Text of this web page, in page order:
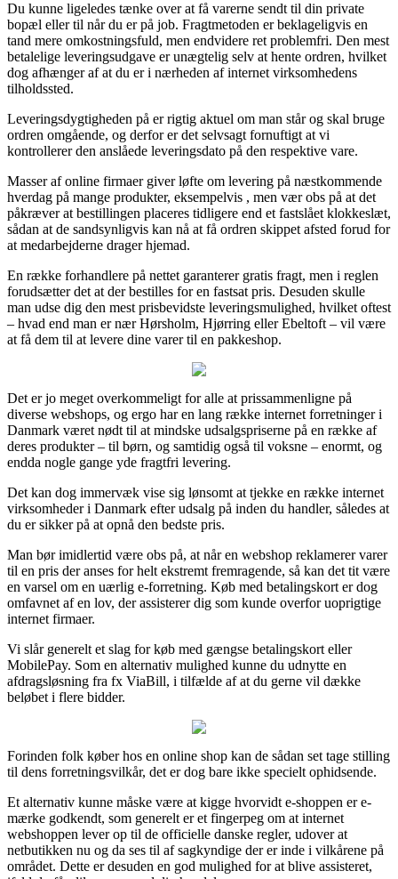
Du kunne ligeledes tænke over at få varerne sendt til din private
bopæl eller til når du er på job. Fragtmetoden er beklageligvis en
tand mere omkostningsfuld, men endvidere ret problemfri. Den mest
betalelige leveringsudgave er unægtelig selv at hente ordren, hvilket
dog afhænger af at du er i nærheden af internet virksomhedens
tilholdssted.
Leveringsdygtigheden på er rigtig aktuel om man står og skal bruge
ordren omgående, og derfor er det selvsagt fornuftigt at vi
kontrollerer den anslåede leveringsdato på den respektive vare.
Masser af online firmaer giver løfte om levering på næstkommende
hverdag på mange produkter, eksempelvis , men vær obs på at det
påkræver at bestillingen placeres tidligere end et fastslået klokkeslæt,
sådan at de sandsynligvis kan nå at få ordren skippet afsted forud for
at medarbejderne drager hjemad.
En række forhandlere på nettet garanterer gratis fragt, men i reglen
forudsætter det at der bestilles for en fastsat pris. Desuden skulle
man udse dig den mest prisbevidste leveringsmulighed, hvilket oftest
– hvad end man er nær Hørsholm, Hjørring eller Ebeltoft – vil være
at få dem til at levere dine varer til en pakkeshop.
Det er jo meget overkommeligt for alle at prissammenligne på
diverse webshops, og ergo har en lang række internet forretninger i
Danmark været nødt til at mindske udsalgspriserne på en række af
deres produkter – til børn, og samtidig også til voksne – enormt, og
endda nogle gange yde fragtfri levering.
Det kan dog immervæk vise sig lønsomt at tjekke en række internet
virksomheder i Danmark efter udsalg på inden du handler, således at
du er sikker på at opnå den bedste pris.
Man bør imidlertid være obs på, at når en webshop reklamerer varer
til en pris der anses for helt ekstremt fremragende, så kan det tit være
en varsel om en uærlig e-forretning. Køb med betalingskort er dog
omfavnet af en lov, der assisterer dig som kunde overfor uoprigtige
internet firmaer.
Vi slår generelt et slag for køb med gængse betalingskort eller
MobilePay. Som en alternativ mulighed kunne du udnytte en
afdragsløsning fra fx ViaBill, i tilfælde af at du gerne vil dække
beløbet i flere bidder.
Forinden folk køber hos en online shop kan de sådan set tage stilling
til dens forretningsvilkår, det er dog bare ikke specielt ophidsende.
Et alternativ kunne måske være at kigge hvorvidt e-shoppen er e-
mærke godkendt, som generelt er et fingerpeg om at internet
webshoppen lever op til de officielle danske regler, udover at
netbutikken nu og da ses til af sagkyndige der er inde i vilkårene på
området. Dette er desuden en god mulighed for at blive assisteret,